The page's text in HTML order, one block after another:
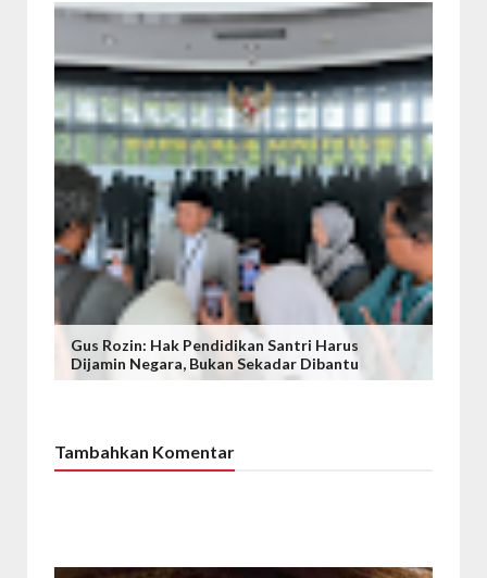
Gus Rozin: Hak Pendidikan Santri Harus
Dijamin Negara, Bukan Sekadar Dibantu
Tambahkan Komentar